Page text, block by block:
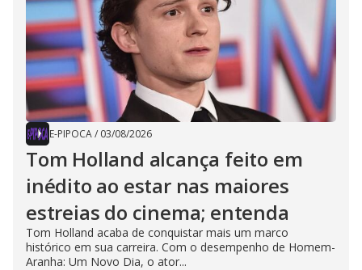
E-PIPOCA/ 03/08/2026
Tom Holland alcança feito em
inédito ao estar nas maiores
estreias do cinema; entenda
Tom Holland acaba de conquistar mais um marco
histórico em sua carreira. Com o desempenho de Homem-
Aranha: Um Novo Dia, o ator...